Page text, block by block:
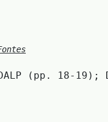
(pp. 18-19);